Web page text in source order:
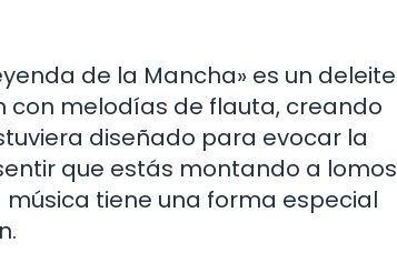
de la Mancha» es un deleite
con melodías de flauta, creando
diseñado para evocar la
que estás montando a lomos
tiene una forma especial